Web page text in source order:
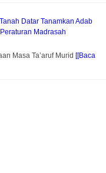
Datar Tanamkan Adab
Madrasah
Masa Ta’aruf Murid [[Baca